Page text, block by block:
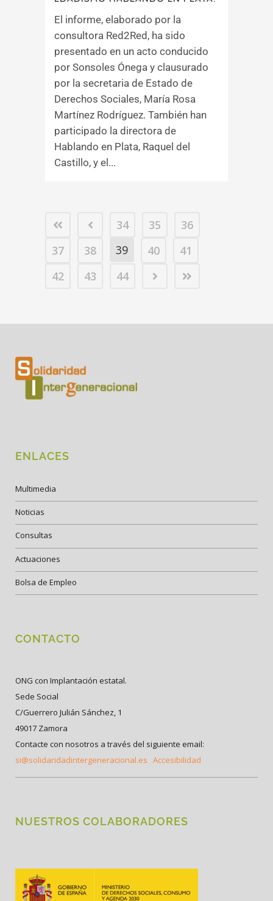
El informe, elaborado por la
consultora Red2Red, ha sido
presentado en un acto conducido
por Sonsoles Ónega y clausurado
por la secretaria de Estado de
Derechos Sociales, María Rosa
Martínez Rodríguez. También han
participado la directora de
Hablando en Plata, Raquel del
Castillo, y el...
34 35
36
37
38 39 40
41
42
43 44
ENLACES
Multimedia
Noticias
Consultas
Actuaciones
Bolsa de Empleo
CONTACTO
ONG con Implantación estatal.
Sede Social
C/Guerrero Julián Sánchez, 1
49017 Zamora
Contacte con nosotros a través del siguiente email:
si@solidaridadintergeneracional.es Accesibilidad
NUESTROS COLABORADORES